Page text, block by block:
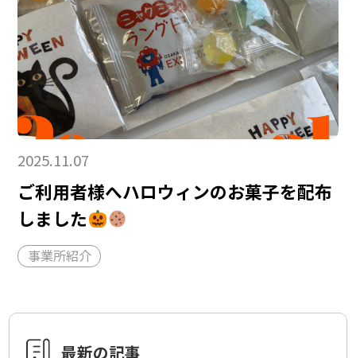
2025.11.07
ご利用者様へハロウィンのお菓子を配布
しました
事業所紹介
最新の記事